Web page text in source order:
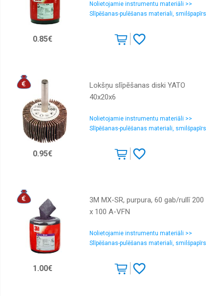
instrumenti
Multimetri
Perforātori
pelnu
un
sucēji,
putēji
Ripzāģi
Slīpmašīnas
Slīpēšanai
Urbji
Urbjmašīnas
Zobenzāģi
Zāģu
diski
griezējdiski
Nolietojamie instrumentu materiāli >>
Slīpēšanas-pulēšanas materiali, smilšpapīrs
0.85€
Lokšņu slīpēšanas diski YATO
40x20x6
Nolietojamie instrumentu materiāli >>
Slīpēšanas-pulēšanas materiali, smilšpapīrs
0.95€
3M MX-SR, purpura, 60 gab/rullī 200
x 100 A-VFN
Nolietojamie instrumentu materiāli >>
Slīpēšanas-pulēšanas materiali, smilšpapīrs
1.00€